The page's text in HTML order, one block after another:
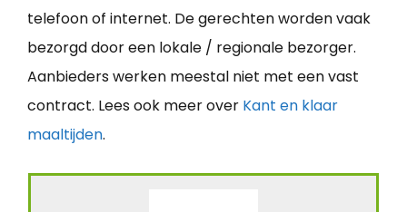
telefoon of internet. De gerechten worden vaak
bezorgd door een lokale / regionale bezorger.
Aanbieders werken meestal niet met een vast
contract. Lees ook meer over Kant en klaar
maaltijden.